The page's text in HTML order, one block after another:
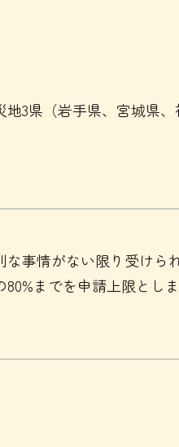
3県（岩手県、宮城県
事情がない限り受けられ
までを申請上限としま